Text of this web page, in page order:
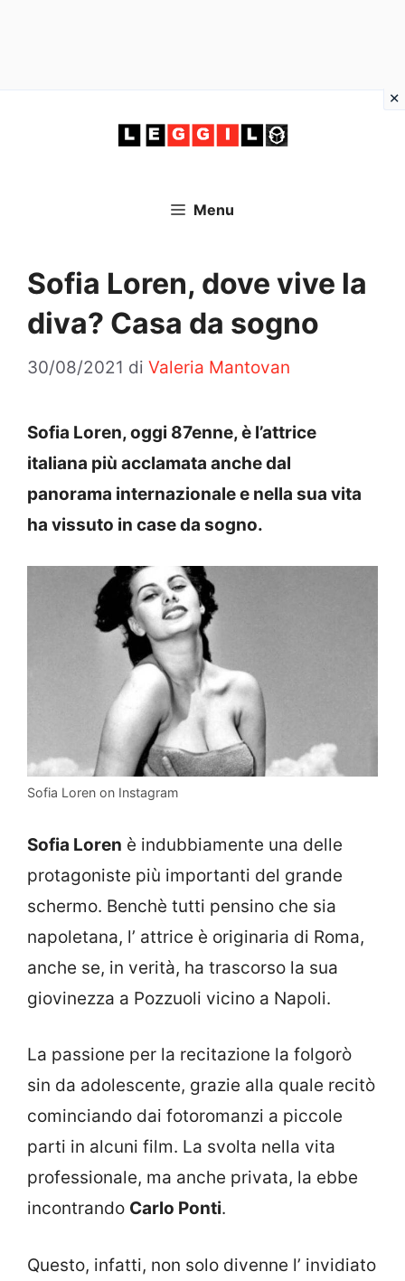
Menu
Sofia Loren, dove vive la
diva? Casa da sogno
30/08/2021 di Valeria Mantovan
Sofia Loren, oggi 87enne, è l’attrice
italiana più acclamata anche dal
panorama internazionale e nella sua vita
ha vissuto in case da sogno.
Sofia Loren on Instagram
Sofia Loren è indubbiamente una delle
protagoniste più importanti del grande
schermo. Benchè tutti pensino che sia
napoletana, l’ attrice è originaria di Roma,
anche se, in verità, ha trascorso la sua
giovinezza a Pozzuoli vicino a Napoli.
La passione per la recitazione la folgorò
sin da adolescente, grazie alla quale recitò
cominciando dai fotoromanzi a piccole
parti in alcuni film. La svolta nella vita
professionale, ma anche privata, la ebbe
incontrando Carlo Ponti.
Questo, infatti, non solo divenne l’ invidiato